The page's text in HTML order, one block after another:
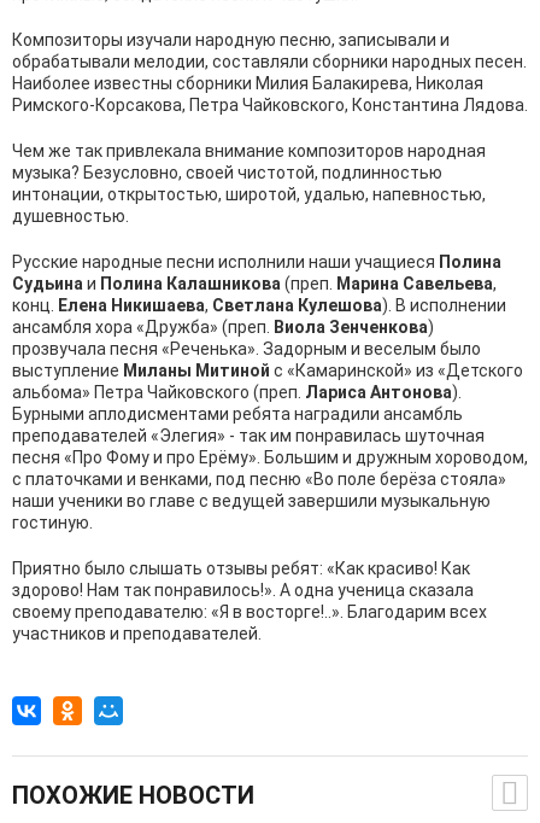
Композиторы изучали народную песню, записывали и
обрабатывали мелодии, составляли сборники народных песен.
Наиболее известны сборники Милия Балакирева, Николая
Римского-Корсакова, Петра Чайковского, Константина Лядова.
Чем же так привлекала внимание композиторов народная
музыка? Безусловно, своей чистотой, подлинностью
интонации, открытостью, широтой, удалью, напевностью,
душевностью.
Русские народные песни исполнили наши учащиеся Полина
Судьина и Полина Калашникова (преп. Марина Савельева,
конц.
Елена Никишаева, Светлана Кулешова). В исполнении
ансамбля хора «Дружба» (преп.
Виола Зенченкова)
прозвучала песня «Реченька». Задорным и веселым было
выступление Миланы Митиной с «Камаринской» из «Детского
альбома» Петра Чайковского (преп. Лариса Антонова).
Бурными аплодисментами ребята наградили ансамбль
преподавателей «Элегия» - так им понравилась шуточная
песня «Про Фому и про Ерёму». Большим и дружным хороводом,
с платочками и венками, под песню «Во поле берёза стояла»
наши ученики во главе с ведущей завершили музыкальную
гостиную.
Приятно было слышать отзывы ребят: «Как красиво! Как
здорово! Нам так понравилось!». А одна ученица сказала
своему преподавателю: «Я в восторге!..». Благодарим всех
участников и преподавателей.
ПОХОЖИЕ НОВОСТИ